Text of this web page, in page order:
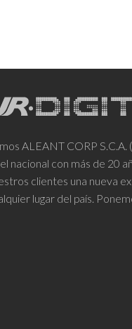
ALEANT CORP
nacional con más de 20
clientes una nueva
lugar del país.